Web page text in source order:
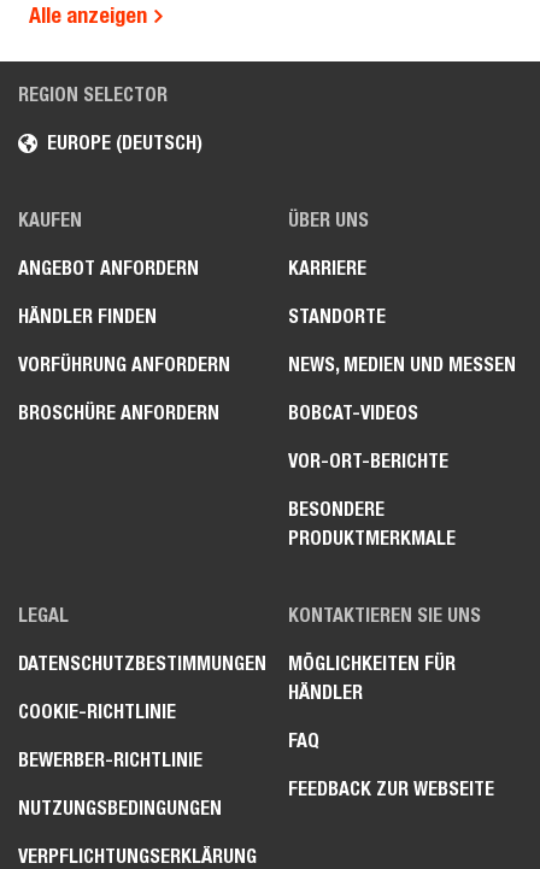
Alle anzeigen
REGION SELECTOR
EUROPE (DEUTSCH)
KAUFEN
ANGEBOT ANFORDERN
HÄNDLER FINDEN
VORFÜHRUNG ANFORDERN
BROSCHÜRE ANFORDERN
ÜBER UNS
KARRIERE
STANDORTE
NEWS, MEDIEN UND MESSEN
BOBCAT-VIDEOS
VOR-ORT-BERICHTE
BESONDERE
PRODUKTMERKMALE
LEGAL
DATENSCHUTZBESTIMMUNGEN
COOKIE-RICHTLINIE
BEWERBER-RICHTLINIE
NUTZUNGSBEDINGUNGEN
VERPFLICHTUNGSERKLÄRUNG
KONTAKTIEREN SIE UNS
MÖGLICHKEITEN FÜR
HÄNDLER
FAQ
FEEDBACK ZUR WEBSEITE